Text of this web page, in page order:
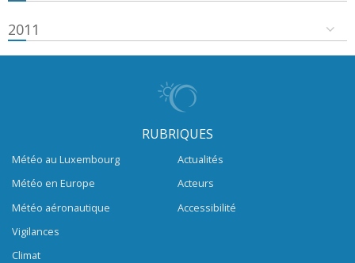
2011
RUBRIQUES
Météo au Luxembourg
Météo en Europe
Météo aéronautique
Vigilances
Climat
Actualités
Acteurs
Accessibilité